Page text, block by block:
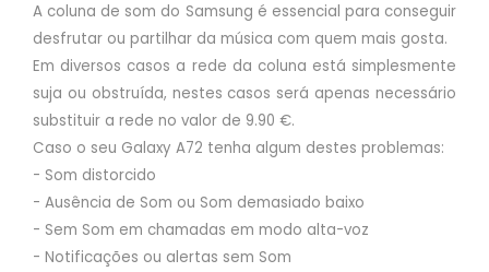
A coluna de som do Samsung é essencial para conseguir
desfrutar ou partilhar da música com quem mais gosta.
Em diversos casos a rede da coluna está simplesmente
suja ou obstruída, nestes casos será apenas necessário
substituir a rede no valor de 9.90 €.
Caso o seu Galaxy A72 tenha algum destes problemas:
- Som distorcido
- Ausência de Som ou Som demasiado baixo
- Sem Som em chamadas em modo alta-voz
- Notificações ou alertas sem Som